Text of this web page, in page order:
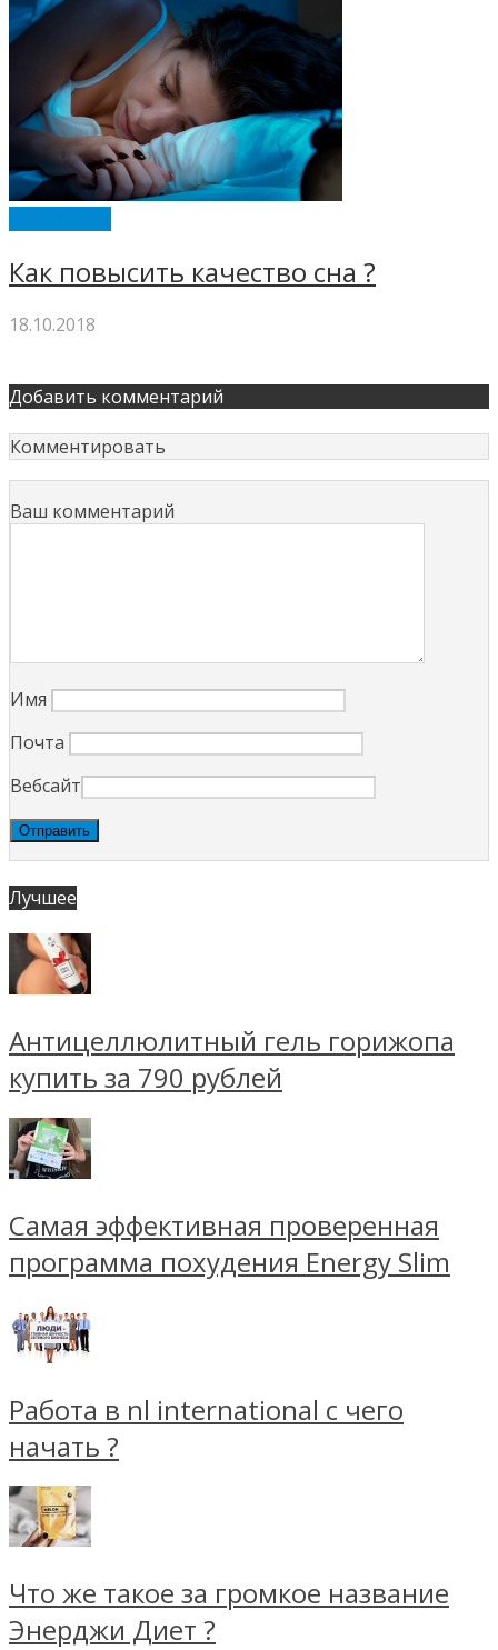
Как повысить качество сна ?
18.10.2018
Добавить комментарий
Комментировать
Ваш комментарий
Имя
Почта
Вебсайт
Лучшее
Антицеллюлитный гель горижопа
купить за 790 рублей
Самая эффективная проверенная
программа похудения Energy Slim
Работа в nl international с чего
начать ?
Что же такое за громкое название
Энерджи Диет ?